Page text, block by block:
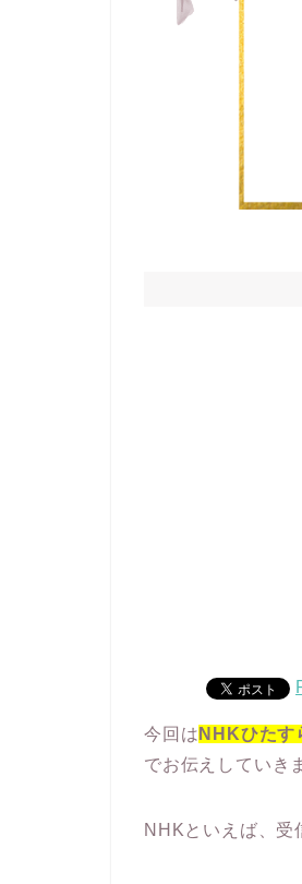
今回は NHKひたす
でお伝えしていき
NHKといえば、受